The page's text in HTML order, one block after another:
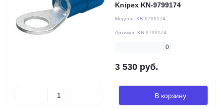
Knipex KN-9799174
Модель: KN-9799174
Артикул: KN-9799174
0
3 530 руб.
В корзину